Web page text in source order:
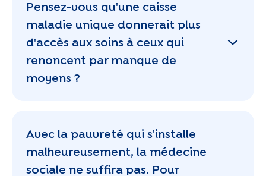
Pensez-vous qu'une caisse
maladie unique donnerait plus
d'accès aux soins à ceux qui
renoncent par manque de
moyens ?
Avec la pauvreté qui s'installe
malheureusement, la médecine
sociale ne suffira pas. Pour